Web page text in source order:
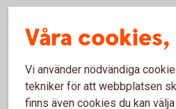
Våra
Vi använder nödvändiga
tekniker för att webbplatsen
finns även cookies du kan